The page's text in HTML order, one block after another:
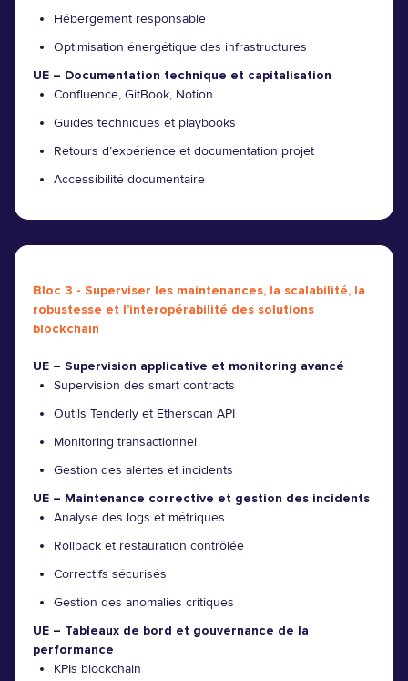
Hébergement responsable
Optimisation énergétique des infrastructures
UE – Documentation technique et capitalisation
Confluence, GitBook, Notion
Guides techniques et playbooks
Retours d’expérience et documentation projet
Accessibilité documentaire
Bloc 3 - Superviser les maintenances, la scalabilité, la
robustesse et l’interopérabilité des solutions
blockchain
UE – Supervision applicative et monitoring avancé
Supervision des smart contracts
Outils Tenderly et Etherscan API
Monitoring transactionnel
Gestion des alertes et incidents
UE – Maintenance corrective et gestion des incidents
Analyse des logs et métriques
Rollback et restauration contrôlée
Correctifs sécurisés
Gestion des anomalies critiques
UE – Tableaux de bord et gouvernance de la
performance
KPIs blockchain